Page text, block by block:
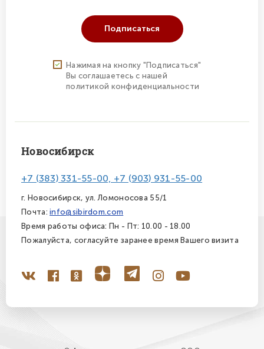
Подписаться
Нажимая на кнопку "Подписаться"
Вы соглашаетесь с нашей
политикой конфиденциальности
Новосибирск
+7 (383) 331-55-00, +7 (903) 931-55-00
г. Новосибирск, ул. Ломоносова 55/1
Почта:info@sibirdom.com
Время работы офиса: Пн - Пт: 10.00 - 18.00
Пожалуйста, согласуйте заранее время Вашего визита